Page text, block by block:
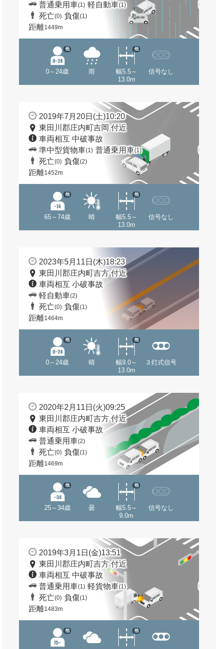
普通乗用車(1) 軽自動車(1)
死亡(0) 負傷(1)
距離1449m
0～24歳
他
雨
幅5.5～
13.0m
他
信号なし
2019年7月20日(土)10:20
東田川郡庄内町吉岡 付近
車両相互 中破事故
準中型貨物車(1) 普通乗用車(1)
死亡(0) 負傷(2)
距離1452m
65～74歳
他
晴
幅5.5～
13.0m
他
信号なし
2023年5月11日(木)18:23
東田川郡庄内町吉方 付近
車両相互 小破事故
軽自動車(2)
死亡(0) 負傷(1)
距離1464m
0～24歳
他
晴
幅9.0～
13.0m
他
３灯式信号
2020年2月11日(火)09:25
東田川郡庄内町吉方 付近
車両相互 小破事故
普通乗用車(2)
死亡(0) 負傷(1)
距離1469m
25～34歳
他
曇
幅5.5～
9.0m
他
信号なし
2019年3月1日(金)13:51
東田川郡庄内町吉方 付近
車両相互 中破事故
普通乗用車(1) 軽貨物車(1)
死亡(0) 負傷(1)
距離1483m
他 他